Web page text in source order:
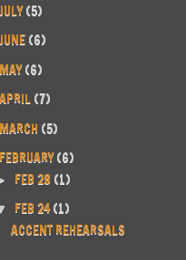
JULY(5)
JUNE (6)
MAY(6)
APRIL (7)
MARCH (5)
FEBRUARY(6)
FEB 28 (1)
FEB 24(1)
ACCENT REHEARSALS